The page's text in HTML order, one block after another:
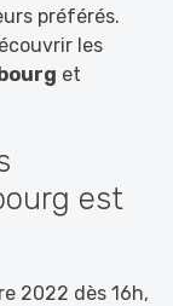
préférés.
les
et
est
2022 dès 16h,